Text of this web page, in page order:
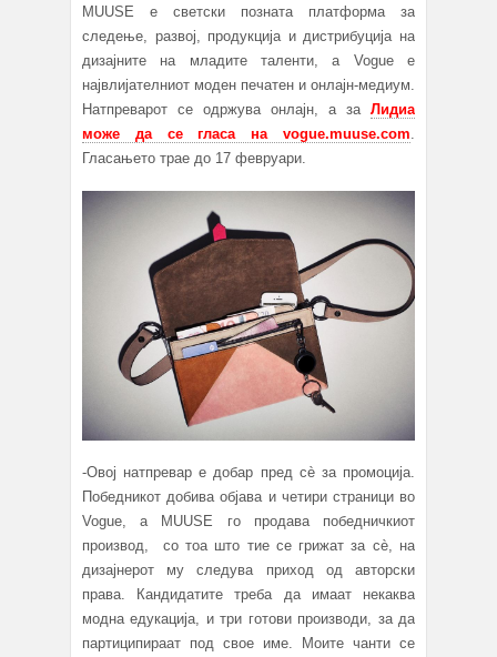
MUUSE е светски позната платформа за
следење, развој, продукција и дистрибуција на
дизајните на младите таленти, а Vogue е
највлијателниот моден печатен и онлајн-медиум.
Натпреварот се одржува онлајн, а за Лидиа
може да се гласа на vogue.muuse.com.
Гласањето трае до 17 февруари.
-Oвој натпревар е добар пред сè за промоција.
Победникот добива објава и четири страници во
Vogue, а MUUSE го продава победничкиот
производ, со тоа што тие се грижат за сè, на
дизајнерот му следува приход од авторски
права. Кандидатите треба да имаат некаква
модна едукација, и три готови производи, за да
партиципираат под свое име. Моите чанти се